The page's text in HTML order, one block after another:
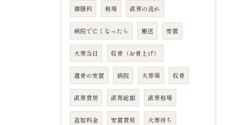
御膳料 相場 直葬の流れ
病院で亡くなったら 搬送 安置
火葬当日 収骨（お骨上げ）
遺骨の安置 病院 火葬場 収骨
直葬費用 直葬総額 直葬相場
追加料金 安置費用 火葬待ち